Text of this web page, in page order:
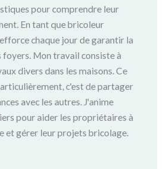
pour comprendre leur
En tant que bricoleur
chaque jour de garantir la
foyers. Mon travail consiste à
divers dans les maisons. Ce
c'est de partager
avec les autres. J'anime
pour aider les propriétaires à
et gérer leur projets bricolage.